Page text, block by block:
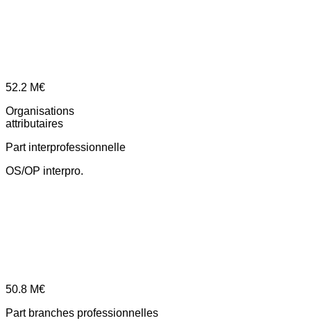
52.2 M€
Organisations
attributaires
Part interprofessionnelle
OS/OP interpro.
50.8 M€
Part branches professionnelles